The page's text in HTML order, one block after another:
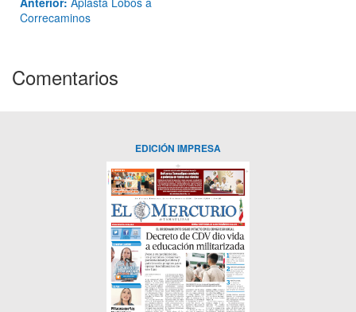
Correcaminos
Comentarios
EDICIÓN IMPRESA